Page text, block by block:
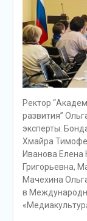
Ректор
развития”
эксперты:
Хмайра
Иванова Елена
Григорьевна,
Мачехина
в